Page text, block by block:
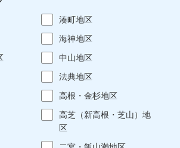
湊町地区
海神地区
中山地区
法典地区
高根・金杉地区
高芝（新高根・芝山）地
区